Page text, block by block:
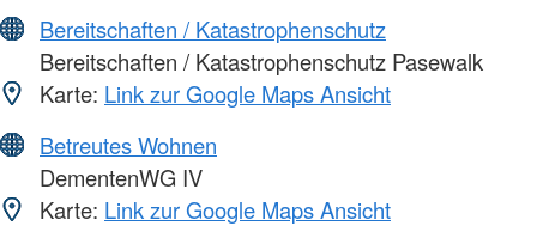
Bereitschaften / Katastrophenschutz
Bereitschaften / Katastrophenschutz Pasewalk
Karte: Link zur Google Maps Ansicht
Betreutes Wohnen
DementenWG IV
Karte: Link zur Google Maps Ansicht